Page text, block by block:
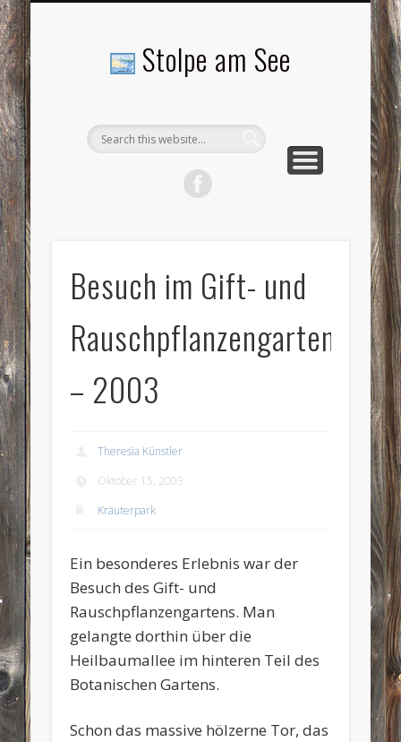
Stolpe am See
Besuch im Gift- und
Rauschpflanzengarten
– 2003
Theresia Künstler
Oktober 15, 2003
Kräuterpark
Ein besonderes Erlebnis war der
Besuch des Gift- und
Rauschpflanzengartens. Man
gelangte dorthin über die
Heilbaumallee im hinteren Teil des
Botanischen Gartens.
Schon das massive hölzerne Tor, das